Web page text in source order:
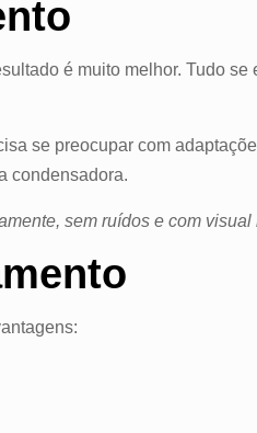
é muito melhor. Tudo
se preocupar com
condensadora.
sem ruídos e com